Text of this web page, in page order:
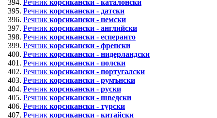
Речник корсикански - каталонски
Речник корсикански - датски
Речник корсикански - немски
Речник корсикански - английски
Речник корсикански - есперанто
Речник корсикански - френски
Речник корсикански - нидерландски
Речник корсикански - полски
Речник корсикански - португалски
Речник корсикански - румънски
Речник корсикански - руски
Речник корсикански - шведски
Речник корсикански - турски
Речник корсикански - китайски